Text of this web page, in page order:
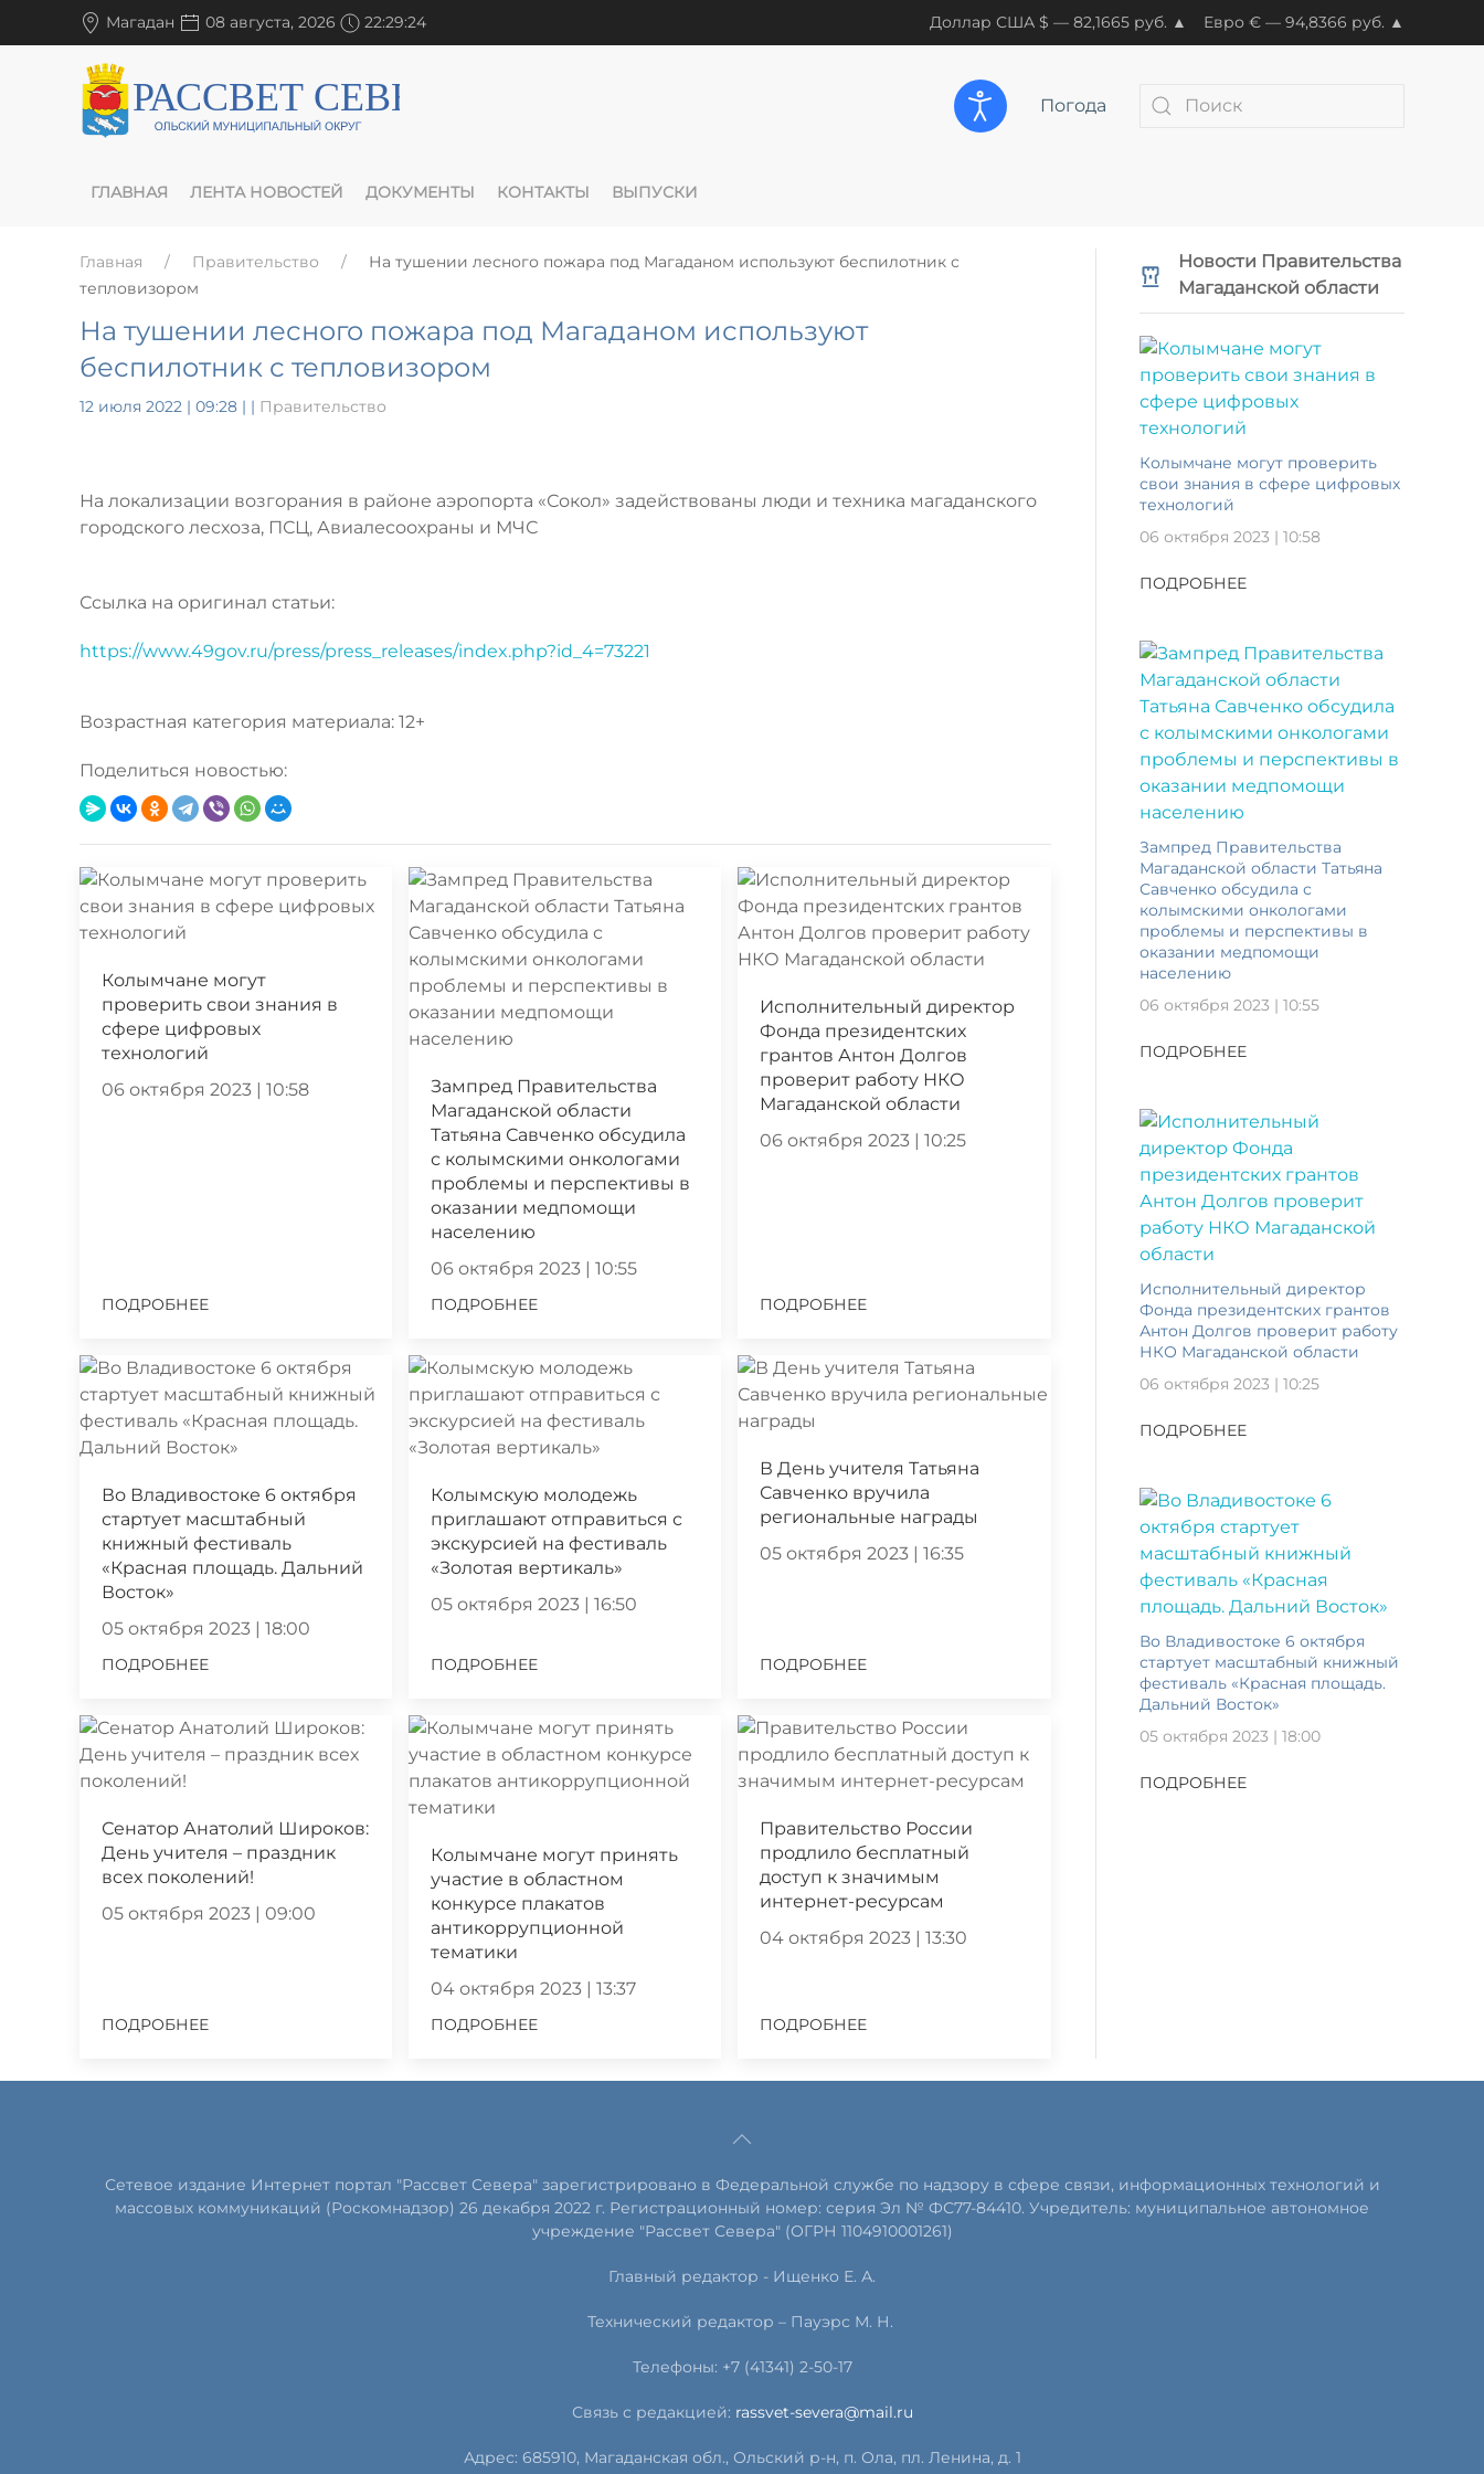
Магадан 08 августа, 2026 22:29:24 Доллар США $ — 82,1665 руб. ▲ Евро € — 94,8366 руб. ▲
Погода
ГЛАВНАЯ ЛЕНТА НОВОСТЕЙ ДОКУМЕНТЫ КОНТАКТЫ ВЫПУСКИ
Главная Правительство
На тушении лесного пожара под Магаданом используют беспилотник с
тепловизором
На тушении лесного пожара под Магаданом используют
беспилотник с тепловизором
12 июля 2022 | 09:28 | | Правительство
На локализации возгорания в районе аэропорта «Сокол» задействованы люди и техника магаданского
городского лесхоза, ПСЦ, Авиалесоохраны и МЧС
Ссылка на оригинал статьи:
https://www.49gov.ru/press/press_releases/index.php?id_4=73221
Возрастная категория материала: 12+
Поделиться новостью:
Колымчане могут
проверить свои знания в
сфере цифровых
технологий
06 октября 2023 | 10:58
ПОДРОБНЕЕ
Зампред Правительства
Магаданской области
Татьяна Савченко обсудила
с колымскими онкологами
проблемы и перспективы в
оказании медпомощи
населению
06 октября 2023 | 10:55
ПОДРОБНЕЕ
Исполнительный директор
Фонда президентских
грантов Антон Долгов
проверит работу НКО
Магаданской области
06 октября 2023 | 10:25
ПОДРОБНЕЕ
Во Владивостоке 6 октября
стартует масштабный
книжный фестиваль
«Красная площадь. Дальний
Восток»
05 октября 2023 | 18:00
ПОДРОБНЕЕ
Колымскую молодежь
приглашают отправиться с
экскурсией на фестиваль
«Золотая вертикаль»
05 октября 2023 | 16:50
ПОДРОБНЕЕ
В День учителя Татьяна
Савченко вручила
региональные награды
05 октября 2023 | 16:35
ПОДРОБНЕЕ
Сенатор Анатолий Широков:
День учителя – праздник
всех поколений!
05 октября 2023 | 09:00
ПОДРОБНЕЕ
Колымчане могут принять
участие в областном
конкурсе плакатов
антикоррупционной
тематики
04 октября 2023 | 13:37
ПОДРОБНЕЕ
Правительство России
продлило бесплатный
доступ к значимым
интернет-ресурсам
04 октября 2023 | 13:30
ПОДРОБНЕЕ
Новости Правительства
Магаданской области
Колымчане могут проверить
свои знания в сфере цифровых
технологий
06 октября 2023 | 10:58
ПОДРОБНЕЕ
Зампред Правительства
Магаданской области Татьяна
Савченко обсудила с
колымскими онкологами
проблемы и перспективы в
оказании медпомощи
населению
06 октября 2023 | 10:55
ПОДРОБНЕЕ
Исполнительный директор
Фонда президентских грантов
Антон Долгов проверит работу
НКО Магаданской области
06 октября 2023 | 10:25
ПОДРОБНЕЕ
Во Владивостоке 6 октября
стартует масштабный книжный
фестиваль «Красная площадь.
Дальний Восток»
05 октября 2023 | 18:00
ПОДРОБНЕЕ
Сетевое издание Интернет портал "Рассвет Севера" зарегистрировано в Федеральной службе по надзору в сфере связи, информационных технологий и
массовых коммуникаций (Роскомнадзор) 26 декабря 2022 г. Регистрационный номер: серия Эл № ФС77-84410. Учредитель: муниципальное автономное
учреждение "Рассвет Севера" (ОГРН 1104910001261)
Главный редактор - Ищенко Е. А.
Технический редактор – Пауэрс М. Н.
Телефоны: +7 (41341) 2-50-17
Связь с редакцией: rassvet-severa@mail.ru
Адрес: 685910, Магаданская обл., Ольский р-н, п. Ола, пл. Ленина, д. 1